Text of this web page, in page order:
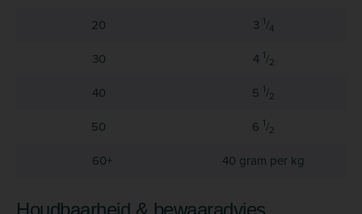
20
3 1/4
30 4 1/2
40 5 1/2
50 6 1/2
60+ 40 gram per kg
Houdbaarheid & bewaaradvies